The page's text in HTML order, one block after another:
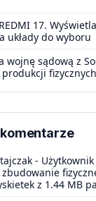
17.
układy do wyboru
wojnę sądową z
- Użytkownik
z 1.44 MB